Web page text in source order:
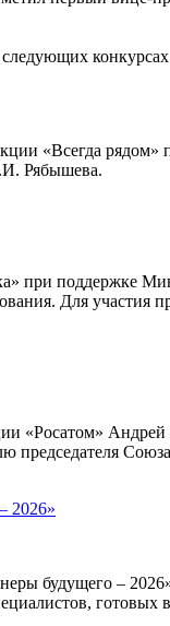
«Всегда
Рябышева.
при поддержке
Для участия
«Росатом»
председателя
2026»
будущего –
готовых